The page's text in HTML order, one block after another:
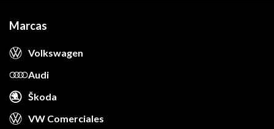
Marcas
Volkswagen
Audi
Škoda
VW Comerciales